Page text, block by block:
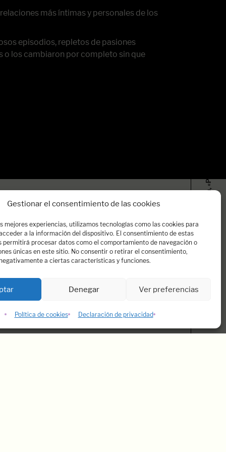
Gestionar el consentimiento de las cookies
mejores experiencias, utilizamos tecnologías como las cookies para
a la información del dispositivo. El consentimiento de estas
permitirá procesar datos como el comportamiento de navegación o
únicas en este sitio. No consentir o retirar el consentimiento,
a ciertas características y funciones.
Denegar Ver preferencias
Política de cookies Declaración de privacidad
más íntimas y personales de los
episodios, repletos de pasiones
o los cambiaron por completo sin que
Marta Robles publica, «Pasiones Carnales», los amores de los reyes…